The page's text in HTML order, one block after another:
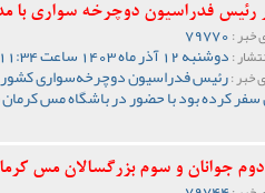
رئیس فدراسیون دوچرخه سواری با
خبر :
:دوشنبه 12 آذر ماه 1403 ساعت 11:34
خبر :رئیس فدراسیون دوچرخه‌سواری کشور
کرده بود با حضور در باشگاه مس کرمان
دوم جوانان و سوم بزرگسالان مس